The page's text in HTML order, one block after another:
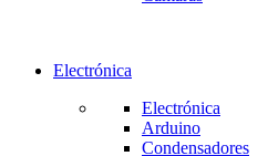
Electrónica
Electrónica
Arduino
Condensadores